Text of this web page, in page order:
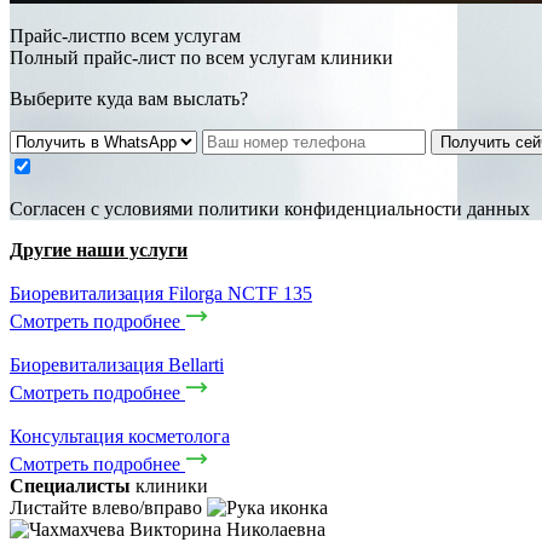
Прайс-листпо всем услугам
Полный прайс-лист по всем услугам клиники
Выберите куда вам выслать?
Получить
Cогласен с условиями политики конфиденциальности данных
Другие наши услуги
Биоревитализация Filorga NCTF 135
Смотреть подробнее
Биоревитализация Bellarti
Смотреть подробнее
Консультация косметолога
Смотреть подробнее
Специалисты клиники
Листайте влево/вправо